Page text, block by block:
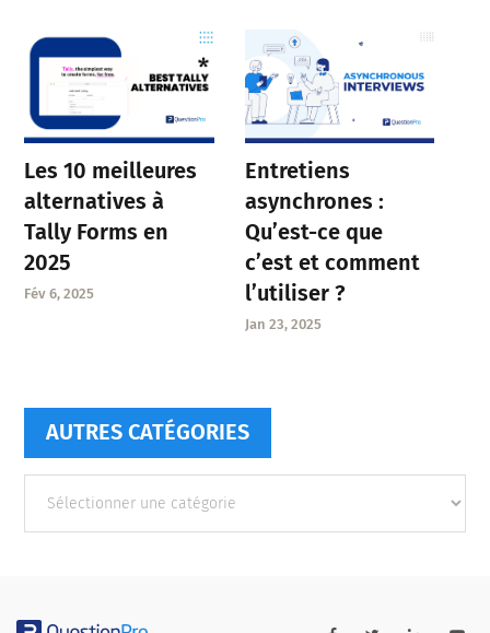
Les 10 meilleures
alternatives à
Tally Forms en
2025
Fév 6, 2025
Entretiens
asynchrones :
Qu’est-ce que
c’est et comment
l’utiliser ?
Jan 23, 2025
AUTRES CATÉGORIES
catégories